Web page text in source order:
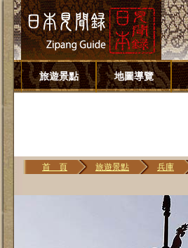
旅遊景點 地圖導覽
首 頁 旅遊景點 兵庫